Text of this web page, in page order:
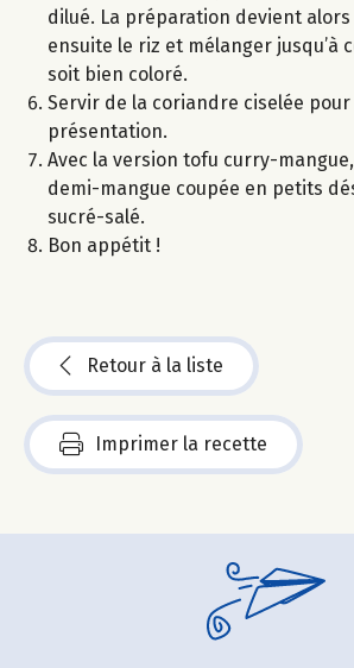
dilué. La préparation devient
ensuite le riz et mélanger jusqu’à
soit bien coloré.
Servir de la coriandre ciselée
présentation.
Avec la version tofu curry-
demi-mangue coupée en petits
sucré-salé.
Bon appétit !
Retour à la liste
Imprimer la recette